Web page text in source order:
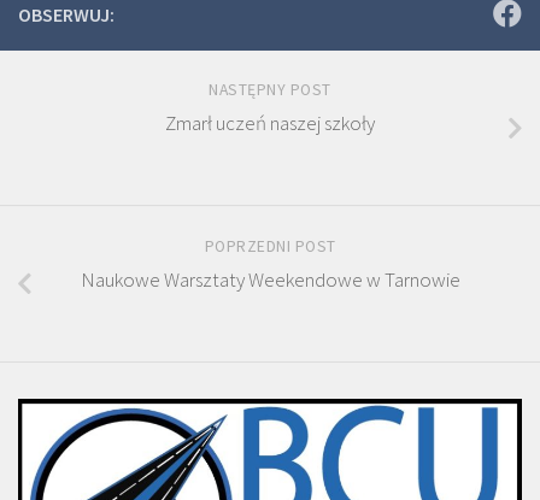
OBSERWUJ:
NASTĘPNY POST
Zmarł uczeń naszej szkoły
POPRZEDNI POST
Naukowe Warsztaty Weekendowe w Tarnowie